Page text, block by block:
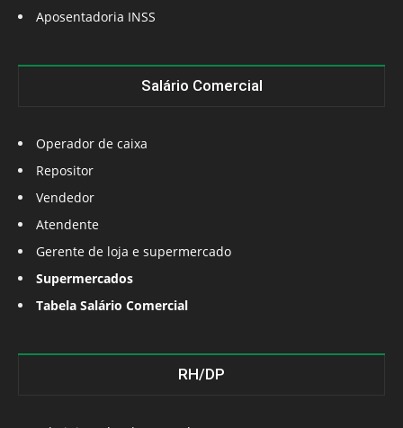
Aposentadoria INSS
Salário Comercial
Operador de caixa
Repositor
Vendedor
Atendente
Gerente de loja e supermercado
Supermercados
Tabela Salário Comercial
RH/DP